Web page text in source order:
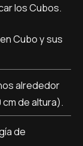
los Cubos.
Cubo y sus
alrededor
de altura).
de